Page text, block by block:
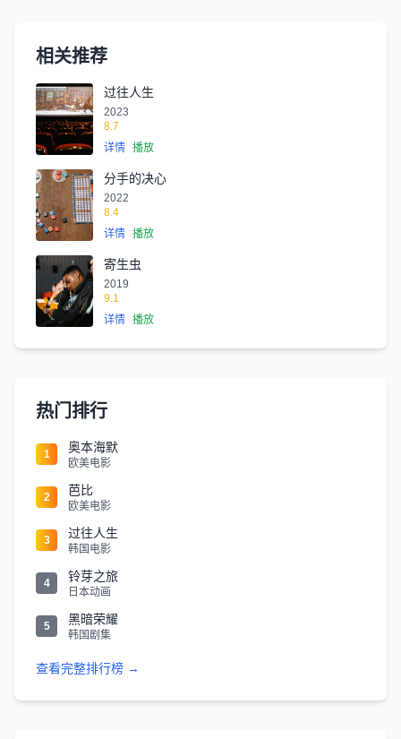
相关推荐
过往人生
2023
8.7
详情 播放
分手的决心
2022
8.4
详情 播放
寄生虫
2019
9.1
详情 播放
热门排行
1 奥本海默
欧美电影
2 芭比
欧美电影
3 过往人生
韩国电影
4 铃芽之旅
日本动画
5 黑暗荣耀
韩国剧集
查看完整排行榜 →